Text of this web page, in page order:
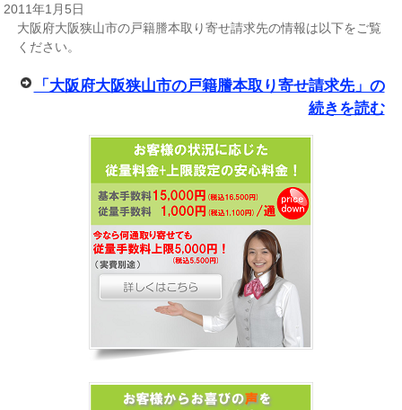
2011年1月5日
大阪府大阪狭山市の戸籍謄本取り寄せ請求先の情報は以下をご覧
ください。
「大阪府大阪狭山市の戸籍謄本取り寄せ請求先」の
続きを読む